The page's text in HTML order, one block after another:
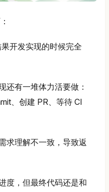
开发实现的时候完全
还有一堆体力活要做：
、创建 PR、等待 CI
求理解不一致，导致返
度，但最终代码还是和